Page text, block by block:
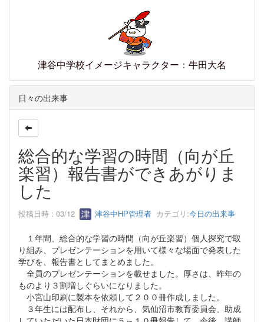
津谷中学校イメージキャラクター：牛田大名
日々の出来事
総合的な学習の時間（向が丘
楽習）報告書ができあがりま
した
投稿日時 : 03/12 津谷中HP管理者 カテゴリ:今日の出来事
１年間、総合的な学習の時間（向が丘楽習）個人探究で取
り組み、プレゼンテーションを用いて様々な場面で発表した
学びを、報告書としてまとめました。
全員のプレゼンテーションを載せました。厚さは、昨年の
ものより３割増しぐらいになりました。
小宮山印刷に製本を依頼して２００冊作成しました。
３年生には配布し、それから、気仙沼市教育委員会、助成